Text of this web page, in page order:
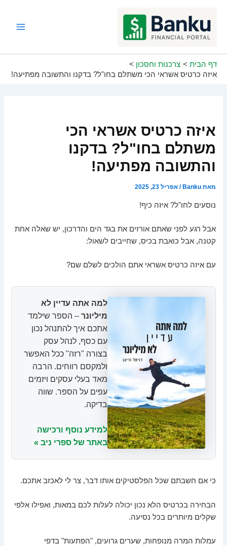
דף הבית
צרכנות וחסכון
איזה כרטיס אשראי הכי משתלם בחו"ל? בדקנו והתשובה מפתיעה!
איזה כרטיס אשראי הכי
משתלם בחו"ל? בדקנו
והתשובה מפתיעה!
מאתBanku
/אפריל 23, 2025
נוסעים לחו"ל? איזה כיף!
אבל רגע לפני שאתם אורזים את בגד הים והדרכון, יש שאלה אחת
קטנה, אבל כואבת בכיס, שחייבים לשאול:
עם איזה כרטיס אשראי אתם הולכים לשלם שם?
למה אתה עדיין לא
מיליונר – הספר שילמד
אתכם איך להתנהל נכון
עם כסף, לנהל עסק
בצורה "רזה" ככל האפשר
ולמקסם רווחים. הרבה
מאד בעלי עסקים ויזמים
עפים על הספר. שווה
בדיקה.
למידע נוסף ורכישה
באתר של ספרי ניב »
כי אם חשבתם שכל הפלסטיקים אותו דבר, צר לי לאכזב אתכם.
הבחירה בכרטיס הלא נכון יכולה לעלות לכם במאות, ואפילו אלפי
שקלים מיותרים בכל נסיעה.
עמלות המרה מנופחות, שערים גרועים, "הפתעות" בדפי